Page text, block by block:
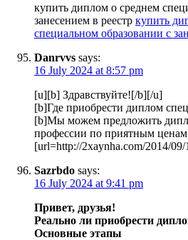
купить диплом о среднем
занесением в реестр купить
специальном образовании с
Danrvvs says:
16 July 2024 at 8:57 pm
[u][b] Здравствуйте![/b][/u]
[b]Где приобрести диплом
[b]Мы можем предложить
профессии по приятным
[url=http://2xaynha.com/2014/
Sazrbdo says:
16 July 2024 at 9:41 pm
Привет, друзья!
Реально ли приобрести
Основные этапы